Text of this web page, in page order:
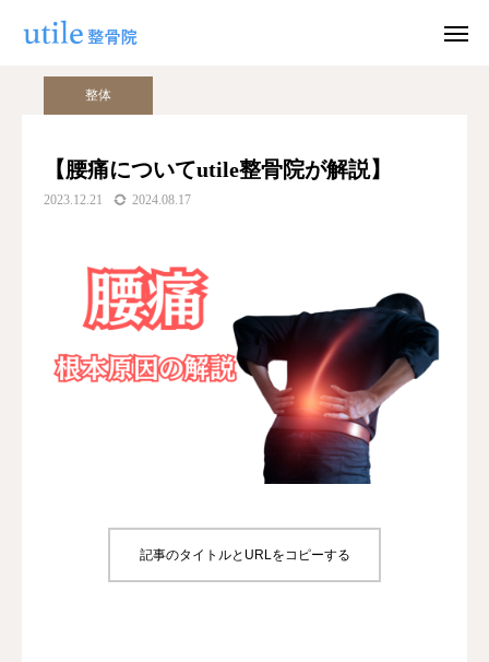
ブログ
整体
【腰痛についてutile整骨院が解説】
2023.12.21 2024.08.17
記事のタイトルとURLをコピーする
公式LINE
院長紹介
診療時間/アクセス
お問い合わせ